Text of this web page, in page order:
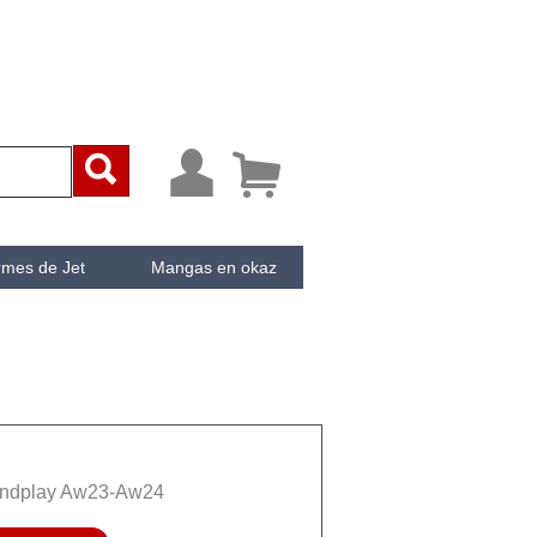
  
de Jet Mangas en okaz
Aw23-Aw24